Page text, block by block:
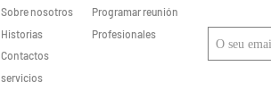
Sobre nosotros
Historias
Contactos
Programar reunión
Profesionales
servicios